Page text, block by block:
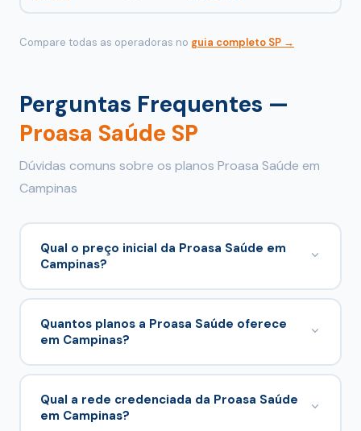
Compare todas as operadoras no guia completo SP →
Perguntas Frequentes —
Proasa Saúde SP
Dúvidas comuns sobre os planos Proasa Saúde em
Campinas
Qual o preço inicial da Proasa Saúde em
Campinas?
A partir de R$ 179,65/mês para 0–18 anos e R$
224,09/mês para 24–28 anos no comparador.
Quantos planos a Proasa Saúde oferece
em Campinas?
8 planos empresariais em 5 tabelas comerciais.
Qual a rede credenciada da Proasa Saúde
em Campinas?